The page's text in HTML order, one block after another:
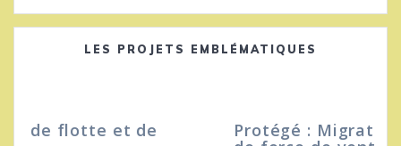
de force de vente (SFA)